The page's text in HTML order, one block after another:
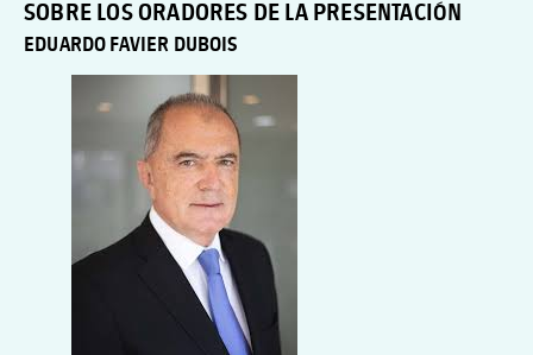
SOBRE LOS ORADORES DE LA PRESENTACIÓN
EDUARDO FAVIER DUBOIS